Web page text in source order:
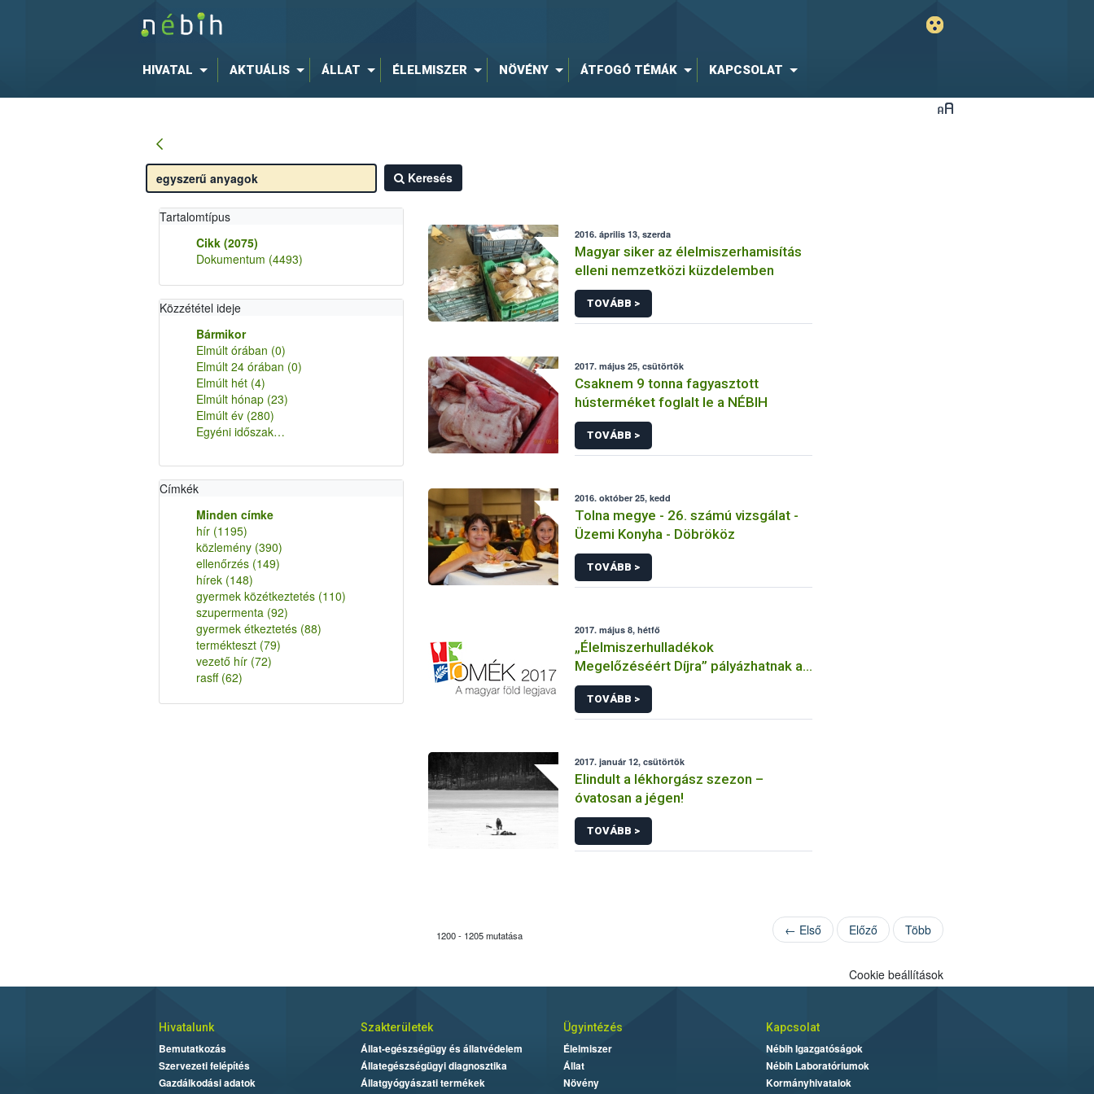
HIVATAL AKTUÁLIS ÁLLAT ÉLELMISZER NÖVÉNY ÁTFOGÓ TÉMÁK KAPCSOLAT
Keresés
Tartalomtípus
Cikk (2075)
Dokumentum (4493)
Közzététel ideje
Bármikor
Elmúlt órában (0)
Elmúlt 24 órában (0)
Elmúlt hét (4)
Elmúlt hónap (23)
Elmúlt év (280)
Egyéni időszak…
Címkék
Minden címke
hír (1195)
közlemény (390)
ellenőrzés (149)
hírek (148)
gyermek közétkeztetés (110)
szupermenta (92)
gyermek étkeztetés (88)
termékteszt (79)
vezető hír (72)
rasff (62)
2016. április 13, szerda
Magyar siker az élelmiszerhamisítás
elleni nemzetközi küzdelemben
TOVÁBB >
2017. május 25, csütörtök
Csaknem 9 tonna fagyasztott
hústerméket foglalt le a NÉBIH
TOVÁBB >
2016. október 25, kedd
Tolna megye - 26. számú vizsgálat -
Üzemi Konyha - Döbrököz
TOVÁBB >
2017. május 8, hétfő
„Élelmiszerhulladékok
Megelőzéséért Díjra” pályázhatnak az
OMÉK kiállítói
TOVÁBB >
2017. január 12, csütörtök
Elindult a lékhorgász szezon –
óvatosan a jégen!
TOVÁBB >
1200 - 1205 mutatása ← Első Előző Több
Cookie beállítások
Hivatalunk
Bemutatkozás
Szervezeti felépítés
Gazdálkodási adatok
Szakterületek
Állat-egészségügy és állatvédelem
Állategészségügyi diagnosztika
Állatgyógyászati termékek
Ügyintézés
Élelmiszer
Állat
Növény
Kapcsolat
Nébih Igazgatóságok
Nébih Laboratóriumok
Kormányhivatalok